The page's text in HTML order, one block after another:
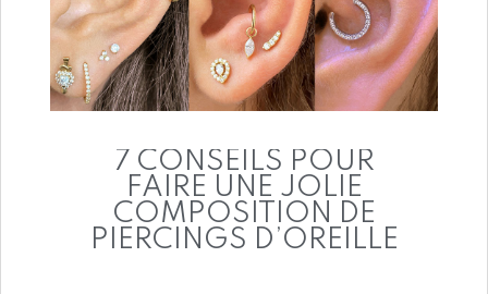
7 CONSEILS POUR
FAIRE UNE JOLIE
COMPOSITION DE
PIERCINGS D’OREILLE